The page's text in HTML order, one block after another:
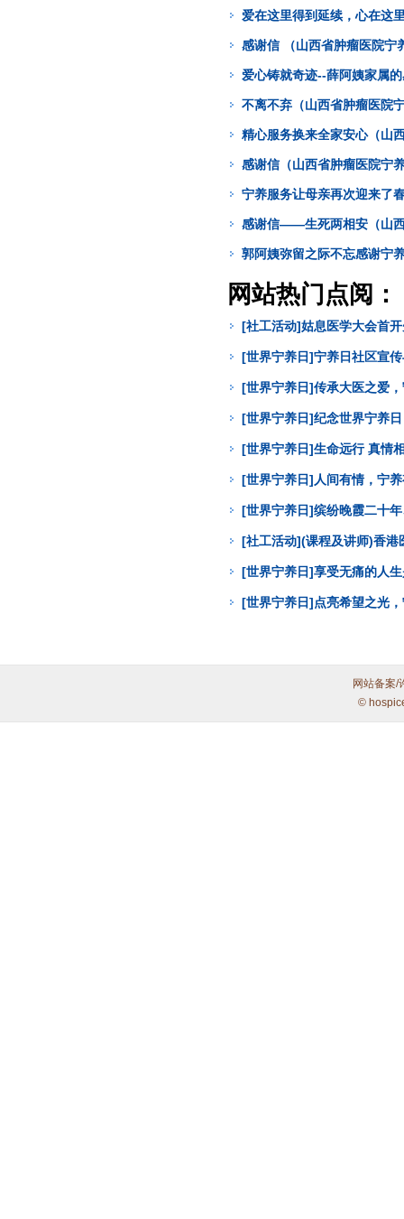
爱在这里得到延续，心在这
感谢信 （山西省肿瘤医院宁
爱心铸就奇迹--薛阿姨家属
不离不弃（山西省肿瘤医院
精心服务换来全家安心（山
感谢信（山西省肿瘤医院宁
宁养服务让母亲再次迎来了
感谢信——生死两相安（山
郭阿姨弥留之际不忘感谢
网站热门点阅：
[社工活动]姑息医学大会首
[世界宁养日]宁养日社区宣
[世界宁养日]传承大医之爱
[世界宁养日]纪念世界宁养
[世界宁养日]生命远行 真情
[世界宁养日]人间有情，宁
[世界宁养日]缤纷晚霞二十
[社工活动](课程及讲师)香
[世界宁养日]享受无痛的人
[世界宁养日]点亮希望之光
网站备案/
©